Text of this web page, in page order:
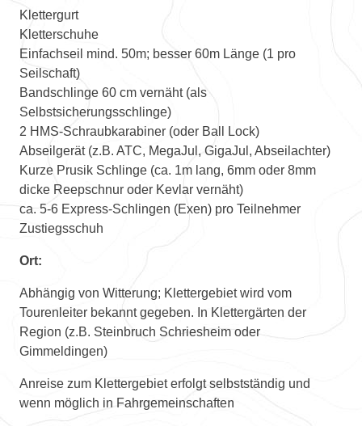
Klettergurt
Kletterschuhe
Einfachseil mind. 50m; besser 60m Länge (1 pro
Seilschaft)
Bandschlinge 60 cm vernäht (als
Selbstsicherungsschlinge)
2 HMS-Schraubkarabiner (oder Ball Lock)
Abseilgerät (z.B. ATC, MegaJul, GigaJul, Abseilachter)
Kurze Prusik Schlinge (ca. 1m lang, 6mm oder 8mm
dicke Reepschnur oder Kevlar vernäht)
ca. 5-6 Express-Schlingen (Exen) pro Teilnehmer
Zustiegsschuh
Ort:
Abhängig von Witterung; Klettergebiet wird vom
Tourenleiter bekannt gegeben. In Klettergärten der
Region (z.B. Steinbruch Schriesheim oder
Gimmeldingen)
Anreise zum Klettergebiet erfolgt selbstständig und
wenn möglich in Fahrgemeinschaften